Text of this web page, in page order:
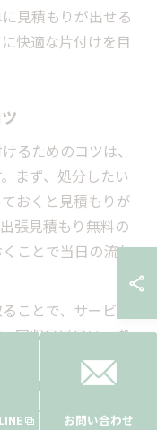
見積もりが出せる
快適な片付けを目
るためのコツは、
まず、処分したい
おくと見積もりが
張見積もり無料の
ことで当日の流れ
ことで、サービス
回収日当日は、搬
と、作業時間の短
合は、管理会社や
とトラブル防止に
お問い合わせ